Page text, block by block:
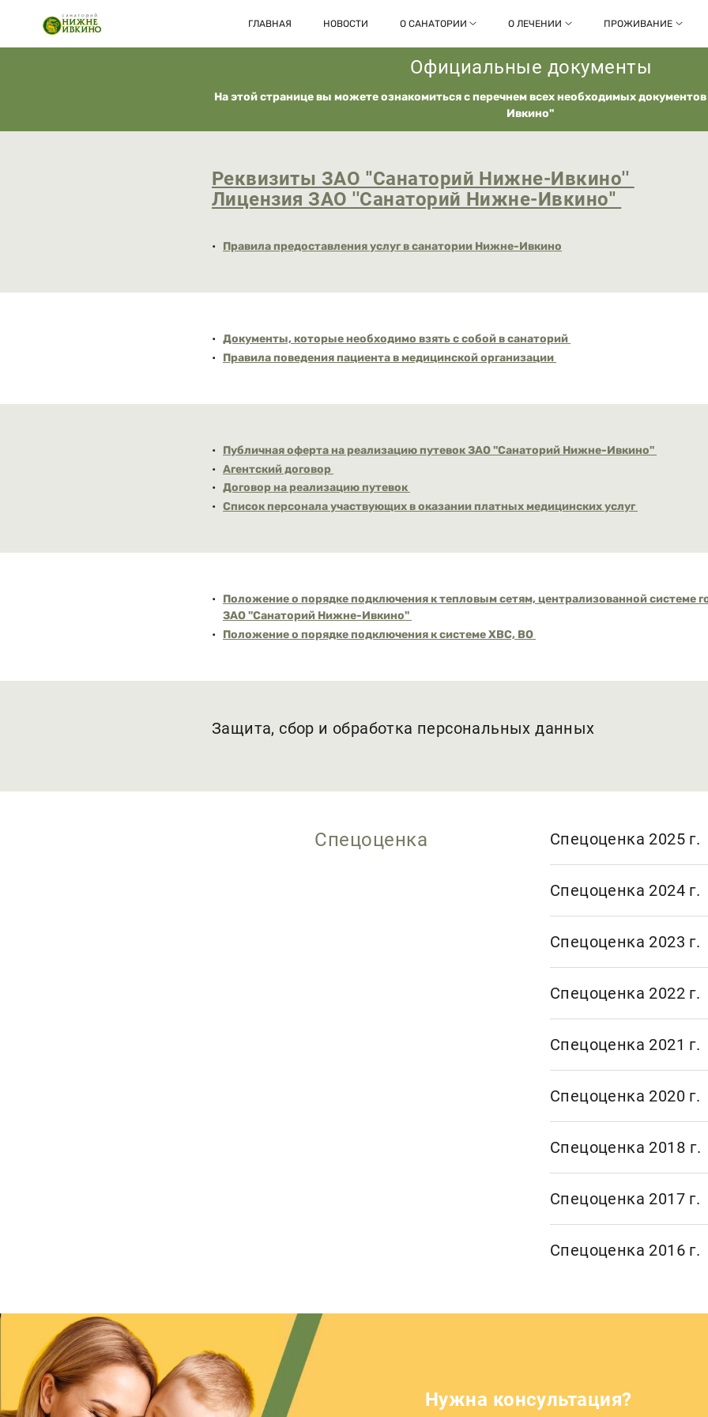
ГЛАВНАЯ НОВОСТИ О САНАТОРИИ О ЛЕЧЕНИИ ПРОЖИВАНИЕ
Официальные документы
На этой странице вы можете ознакомиться с перечнем всех необходимых
Ивкино''
Реквизиты ЗАО ''Санаторий Нижне-Ивкино''
Лицензия ЗАО ''Санаторий Нижне-Ивкино''
Правила предоставления услуг в санатории Нижне-Ивкино
Документы, которые необходимо взять с собой в санаторий
Правила поведения пациента в медицинской организации
Публичная оферта на реализацию путевок ЗАО ''Санаторий Нижне-Ивкино''
Агентский договор
Договор на реализацию путевок
Список персонала участвующих в оказании платных медицинских услуг
Положение о порядке подключения к тепловым сетям, централизованной системе
ЗАО ''Санаторий Нижне-Ивкино''
Положение о порядке подключения к системе ХВС, ВО
Защита, сбор и обработка персональных данных
Спецоценка Спецоценка 2025 г.
Спецоценка 2024 г.
Спецоценка 2023 г.
Спецоценка 2022 г.
Спецоценка 2021 г.
Спецоценка 2020 г.
Спецоценка 2018 г.
Спецоценка 2017 г.
Спецоценка 2016 г.
Нужна консультация?